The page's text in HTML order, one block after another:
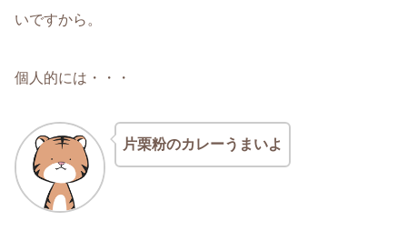
いですから。
個人的には・・・
片栗粉のカレーうまいよ